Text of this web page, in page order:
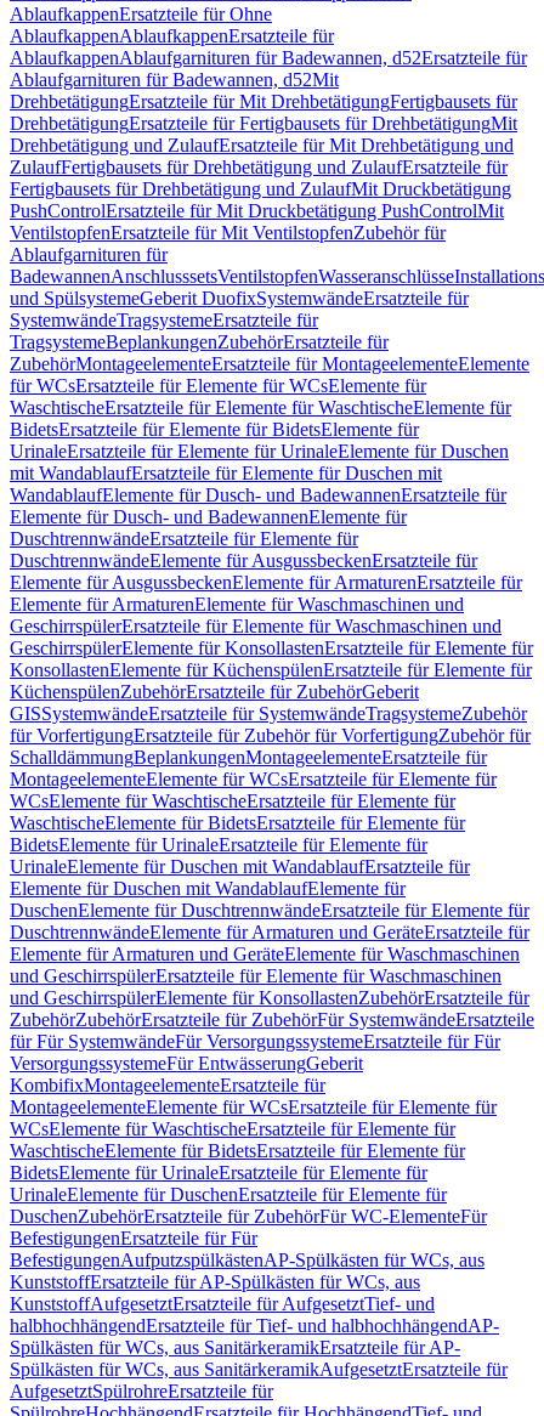
AblaufkappenErsatzteile für Ohne
AblaufkappenAblaufkappenErsatzteile für
AblaufkappenAblaufgarnituren für Badewannen, d52Ersatzteile für
Ablaufgarnituren für Badewannen, d52Mit
DrehbetätigungErsatzteile für Mit DrehbetätigungFertigbausets für
DrehbetätigungErsatzteile für Fertigbausets für DrehbetätigungMit
Drehbetätigung und ZulaufErsatzteile für Mit Drehbetätigung und
ZulaufFertigbausets für Drehbetätigung und ZulaufErsatzteile für
Fertigbausets für Drehbetätigung und ZulaufMit Druckbetätigung
PushControlErsatzteile für Mit Druckbetätigung PushControlMit
VentilstopfenErsatzteile für Mit VentilstopfenZubehör für
Ablaufgarnituren für
BadewannenAnschlusssetsVentilstopfenWasseranschlüsse
und SpülsystemeGeberit DuofixSystemwändeErsatzteile für
SystemwändeTragsystemeErsatzteile für
TragsystemeBeplankungenZubehörErsatzteile für
ZubehörMontageelementeErsatzteile für MontageelementeElemente
für WCsErsatzteile für Elemente für WCsElemente für
WaschtischeErsatzteile für Elemente für WaschtischeElemente für
BidetsErsatzteile für Elemente für BidetsElemente für
UrinaleErsatzteile für Elemente für UrinaleElemente für Duschen
mit WandablaufErsatzteile für Elemente für Duschen mit
WandablaufElemente für Dusch- und BadewannenErsatzteile für
Elemente für Dusch- und BadewannenElemente für
DuschtrennwändeErsatzteile für Elemente für
DuschtrennwändeElemente für AusgussbeckenErsatzteile für
Elemente für AusgussbeckenElemente für ArmaturenErsatzteile für
Elemente für ArmaturenElemente für Waschmaschinen und
GeschirrspülerErsatzteile für Elemente für Waschmaschinen und
GeschirrspülerElemente für KonsollastenErsatzteile für Elemente für
KonsollastenElemente für KüchenspülenErsatzteile für Elemente für
KüchenspülenZubehörErsatzteile für ZubehörGeberit
GISSystemwändeErsatzteile für SystemwändeTragsystemeZubehör
für VorfertigungErsatzteile für Zubehör für VorfertigungZubehör für
SchalldämmungBeplankungenMontageelementeErsatzteile für
MontageelementeElemente für WCsErsatzteile für Elemente für
WCsElemente für WaschtischeErsatzteile für Elemente für
WaschtischeElemente für BidetsErsatzteile für Elemente für
BidetsElemente für UrinaleErsatzteile für Elemente für
UrinaleElemente für Duschen mit WandablaufErsatzteile für
Elemente für Duschen mit WandablaufElemente für
DuschenElemente für DuschtrennwändeErsatzteile für Elemente für
DuschtrennwändeElemente für Armaturen und GeräteErsatzteile für
Elemente für Armaturen und GeräteElemente für Waschmaschinen
und GeschirrspülerErsatzteile für Elemente für Waschmaschinen
und GeschirrspülerElemente für KonsollastenZubehörErsatzteile für
ZubehörZubehörErsatzteile für ZubehörFür SystemwändeErsatzteile
für Für SystemwändeFür VersorgungssystemeErsatzteile für Für
VersorgungssystemeFür EntwässerungGeberit
KombifixMontageelementeErsatzteile für
MontageelementeElemente für WCsErsatzteile für Elemente für
WCsElemente für WaschtischeErsatzteile für Elemente für
WaschtischeElemente für BidetsErsatzteile für Elemente für
BidetsElemente für UrinaleErsatzteile für Elemente für
UrinaleElemente für DuschenErsatzteile für Elemente für
DuschenZubehörErsatzteile für ZubehörFür WC-ElementeFür
BefestigungenErsatzteile für Für
BefestigungenAufputzspülkästenAP-Spülkästen für WCs, aus
KunststoffErsatzteile für AP-Spülkästen für WCs, aus
KunststoffAufgesetztErsatzteile für AufgesetztTief- und
halbhochhängendErsatzteile für Tief- und halbhochhängendAP-
Spülkästen für WCs, aus SanitärkeramikErsatzteile für AP-
Spülkästen für WCs, aus SanitärkeramikAufgesetztErsatzteile für
AufgesetztSpülrohreErsatzteile für